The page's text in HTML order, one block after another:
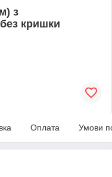
з
кришки
Оплата Умови